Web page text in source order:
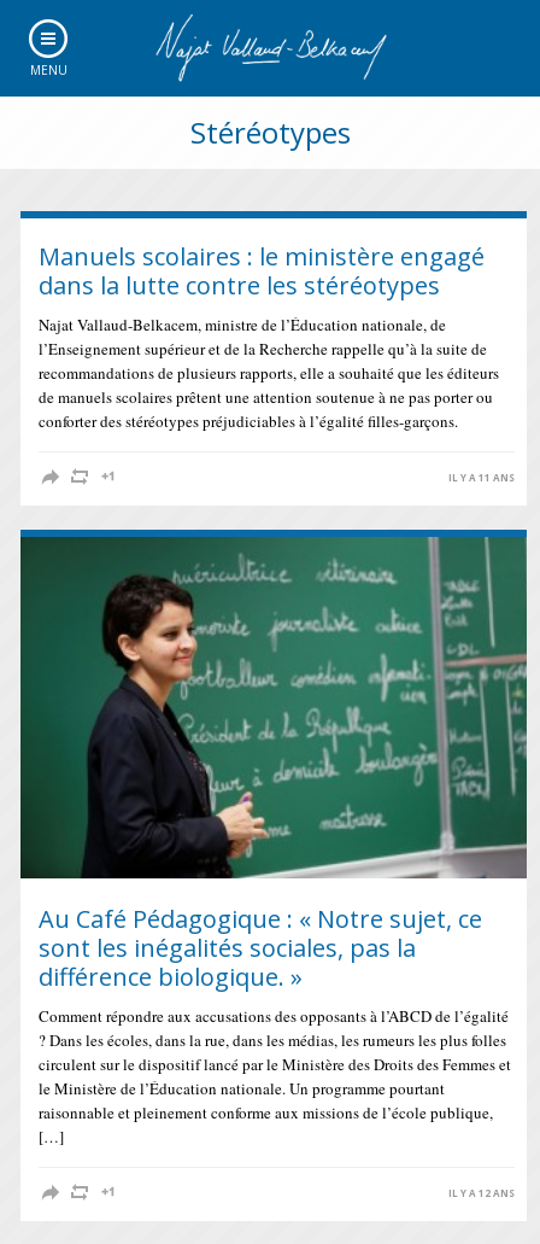
MENU
Stéréotypes
Manuels scolaires : le ministère engagé
dans la lutte contre les stéréotypes
Najat Vallaud-Belkacem, ministre de l’Éducation nationale, de
l’Enseignement supérieur et de la Recherche rappelle qu’à la suite de
recommandations de plusieurs rapports, elle a souhaité que les éditeurs
de manuels scolaires prêtent une attention soutenue à ne pas porter ou
conforter des stéréotypes préjudiciables à l’égalité filles-garçons.
IL Y A 11 ANS
Au Café Pédagogique : « Notre sujet, ce
sont les inégalités sociales, pas la
différence biologique. »
Comment répondre aux accusations des opposants à l’ABCD de l’égalité
? Dans les écoles, dans la rue, dans les médias, les rumeurs les plus folles
circulent sur le dispositif lancé par le Ministère des Droits des Femmes et
le Ministère de l’Éducation nationale. Un programme pourtant
raisonnable et pleinement conforme aux missions de l’école publique,
[…]
IL Y A 12 ANS